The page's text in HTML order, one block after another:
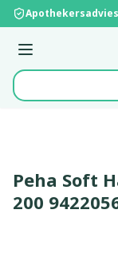
Ga naar de inhoud
Apothekersadvies
Menu
Product, merk,
Peha Soft
200